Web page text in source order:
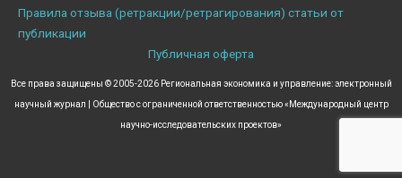
Правила отзыва (ретракции/ретрагирования) статьи от
публикации
Публичная оферта
Все права защищены © 2005-2026 Региональная экономика и управление: электронный
научный журнал | Общество с ограниченной ответственностью «Международный центр
научно-исследовательских проектов»